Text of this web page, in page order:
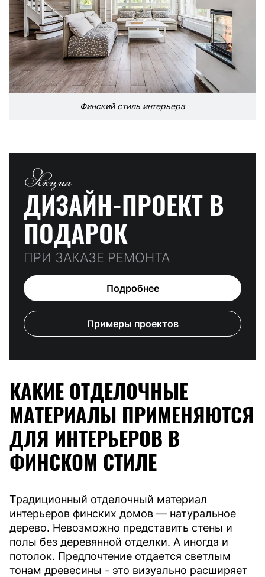
Финский стиль интерьера
Акция
ДИЗАЙН-ПРОЕКТ В
ПОДАРОК
ПРИ ЗАКАЗЕ РЕМОНТА
Подробнее
Примеры проектов
КАКИЕ ОТДЕЛОЧНЫЕ
МАТЕРИАЛЫ ПРИМЕНЯЮТСЯ
ДЛЯ ИНТЕРЬЕРОВ В
ФИНСКОМ СТИЛЕ
Традиционный отделочный материал
интерьеров финских домов — натуральное
дерево. Невозможно представить стены и
полы без деревянной отделки. А иногда и
потолок. Предпочтение отдается светлым
тонам древесины - это визуально расширяет